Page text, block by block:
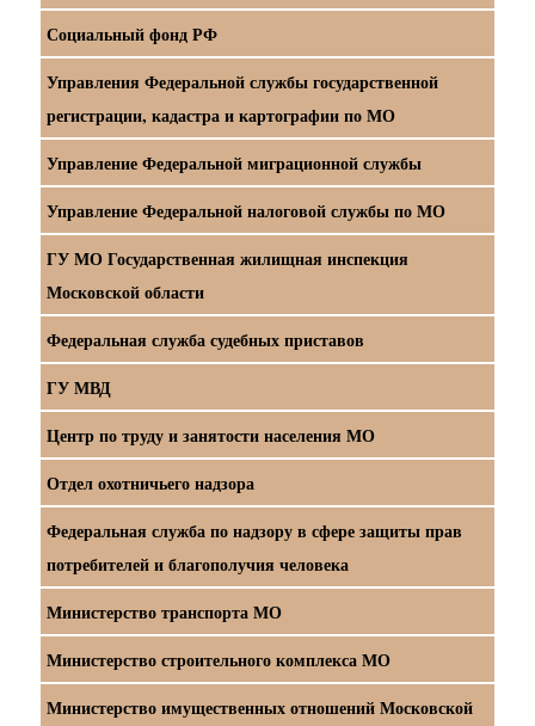
Социальный фонд РФ
Управления Федеральной службы государственной
регистрации, кадастра и картографии по МО
Управление Федеральной миграционной службы
Управление Федеральной налоговой службы по МО
ГУ МО Государственная жилищная инспекция
Московской области
Федеральная служба судебных приставов
ГУ МВД
Центр по труду и занятости населения МО
Отдел охотничьего надзора
Федеральная служба по надзору в сфере защиты прав
потребителей и благополучия человека
Министерство транспорта МО
Министерство строительного комплекса МО
Министерство имущественных отношений Московской